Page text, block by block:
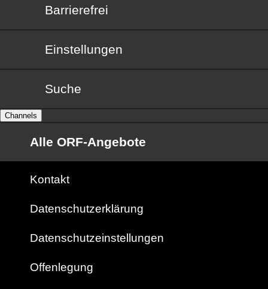
Barrierefrei
Barrierefrei
Einstellungen
Suche
Channels
Alle ORF-Angebote
Kontakt
Datenschutzerklärung
Datenschutzeinstellungen
Offenlegung